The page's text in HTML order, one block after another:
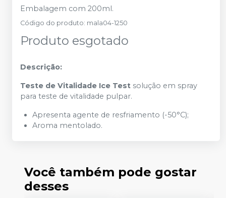
Embalagem com 200ml.
Código do produto: mala04-1250
Produto esgotado
Descrição:
Teste de Vitalidade Ice Test solução em spray
para teste de vitalidade pulpar.
Apresenta agente de resfriamento (-50°C);
Aroma mentolado.
Você também pode gostar
desses